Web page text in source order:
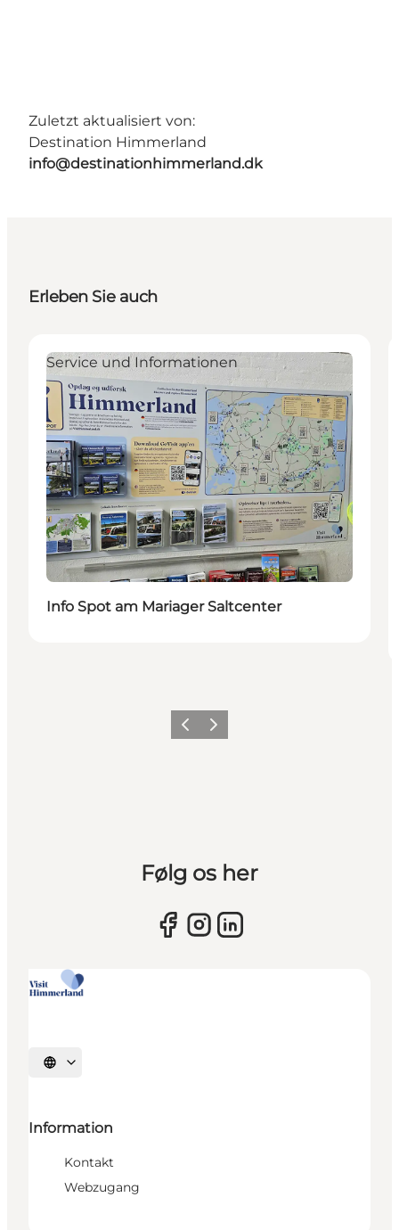
Zuletzt aktualisiert von:
Destination Himmerland
info@destinationhimmerland.dk
Erleben Sie auch
Service und Informationen
Info Spot am Mariager Saltcenter
Vorherige Folie
Nächste Folie
Følg os her
Sprache auswählen
Information
Kontakt
Webzugang